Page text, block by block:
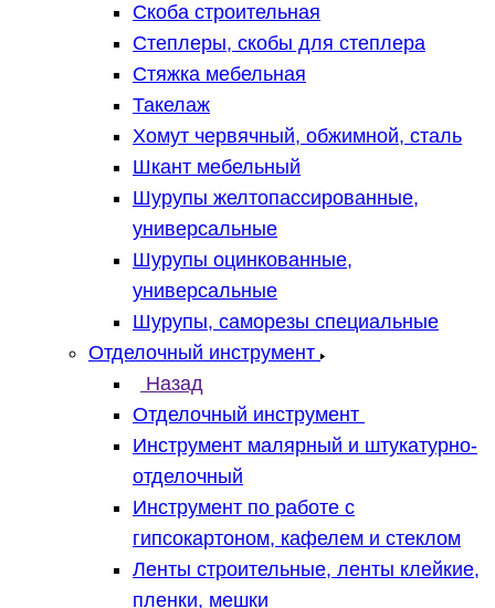
Скоба строительная
Степлеры, скобы для степлера
Стяжка мебельная
Такелаж
Хомут червячный, обжимной, сталь
Шкант мебельный
Шурупы желтопассированные,
универсальные
Шурупы оцинкованные,
универсальные
Шурупы, саморезы специальные
Отделочный инструмент
Назад
Отделочный инструмент
Инструмент малярный и штукатурно-
отделочный
Инструмент по работе с
гипсокартоном, кафелем и стеклом
Ленты строительные, ленты клейкие,
пленки, мешки